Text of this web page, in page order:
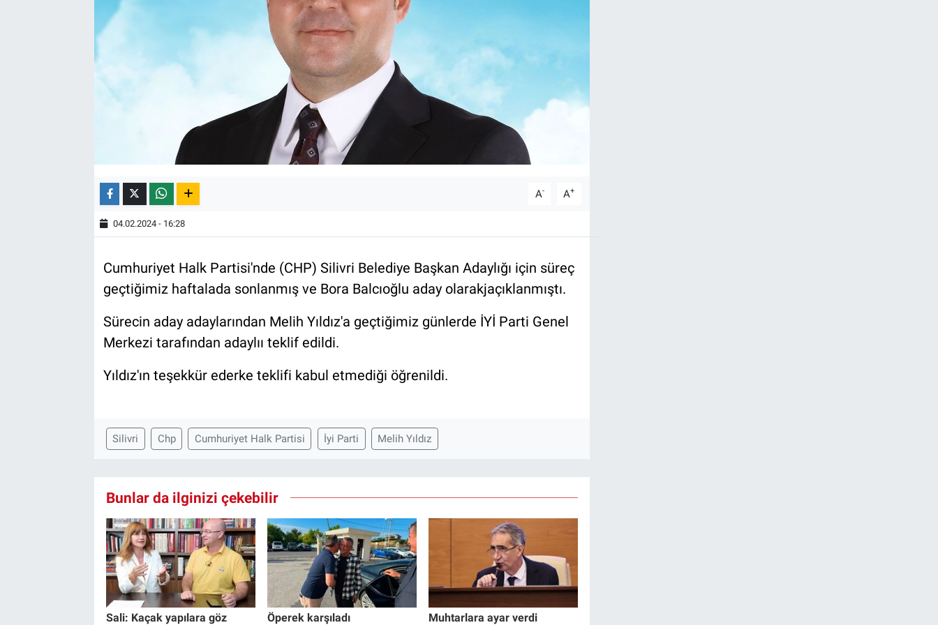
A- A+
04.02.2024 - 16:28
Cumhuriyet Halk Partisi'nde (CHP) Silivri Belediye Başkan Adaylığı için süreç
geçtiğimiz haftalada sonlanmış ve Bora Balcıoğlu aday olarakjaçıklanmıştı.
Sürecin aday adaylarından Melih Yıldız'a geçtiğimiz günlerde İYİ Parti Genel
Merkezi tarafından adaylıı teklif edildi.
Yıldız'ın teşekkür ederke teklifi kabul etmediği öğrenildi.
Silivri Chp Cumhuriyet Halk Partisi İyi Parti Melih Yıldız
Bunlar da ilginizi çekebilir
Sali: Kaçak yapılara göz
Öperek karşıladı Muhtarlara ayar verdi